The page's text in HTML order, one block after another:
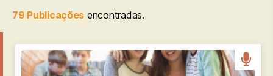
79 Publicações encontradas.